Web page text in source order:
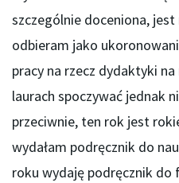
szczególnie doceniona,
odbieram jako
pracy na rzecz dydaktyki
laurach spoczywać jednak
przeciwnie, ten rok jest
wydałam podręcznik do
roku wydaję podręcznik do